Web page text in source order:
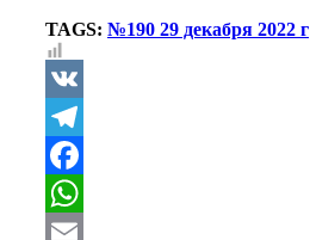
TAGS: №190 29 декабря 2022 г
VK
Telegram
Facebook
WhatsApp